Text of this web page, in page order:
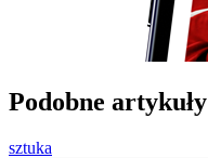
Podobne artykuły
sztuka